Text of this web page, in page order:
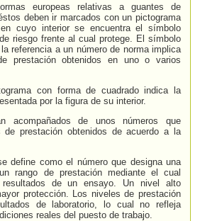
europeas relativas a guantes de
deben ir marcados con un pictograma
cuyo interior se encuentra el símbolo
riesgo frente al cual protege. El símbolo
referencia a un número de norma implica
prestación obtenidos en uno o varios
con forma de cuadrado indica la
por la figura de su interior.
acompañados de unos números que
de prestación obtenidos de acuerdo a la
define como el número que designa una
rango de prestación mediante el cual
resultados de un ensayo. Un nivel alto
protección. Los niveles de prestación
de laboratorio, lo cual no refleja
reales del puesto de trabajo.